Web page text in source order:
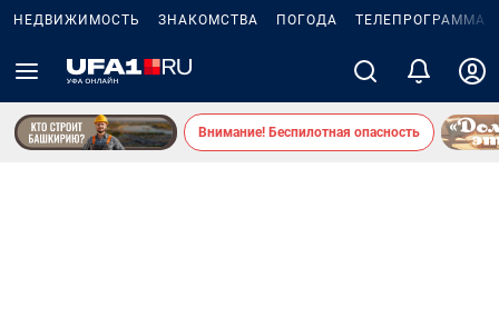
НЕДВИЖИМОСТЬ ЗНАКОМСТВА ПОГОДА ТЕЛЕПРОГРАММА
Внимание! Беспилотная опасность